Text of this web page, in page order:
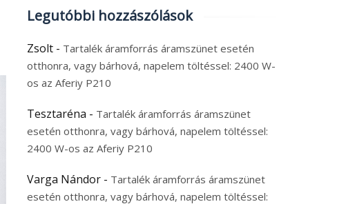
Legutóbbi hozzászólások
Zsolt - Tartalék áramforrás áramszünet esetén
otthonra, vagy bárhová, napelem töltéssel: 2400 W-
os az Aferiy P210
Tesztaréna - Tartalék áramforrás áramszünet
esetén otthonra, vagy bárhová, napelem töltéssel:
2400 W-os az Aferiy P210
Varga Nándor - Tartalék áramforrás áramszünet
esetén otthonra, vagy bárhová, napelem töltéssel: